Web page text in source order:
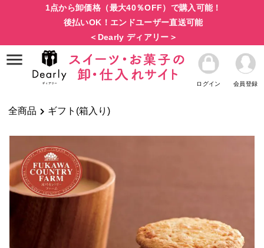
1点から卸価格（最大40％OFF）で購入可能！
後払いOK！エンドユーザー直送可能
＜Dearly ディアリー＞
ログイン 会員登録
全商品 ギフト(箱入り)